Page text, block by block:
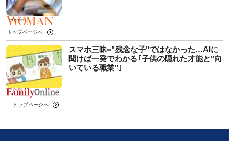
トップページへ
スマホ三昧="残念な子"ではなかった…AIに
聞けば一発でわかる｢子供の隠れた才能と"向
いている職業"｣
トップページへ